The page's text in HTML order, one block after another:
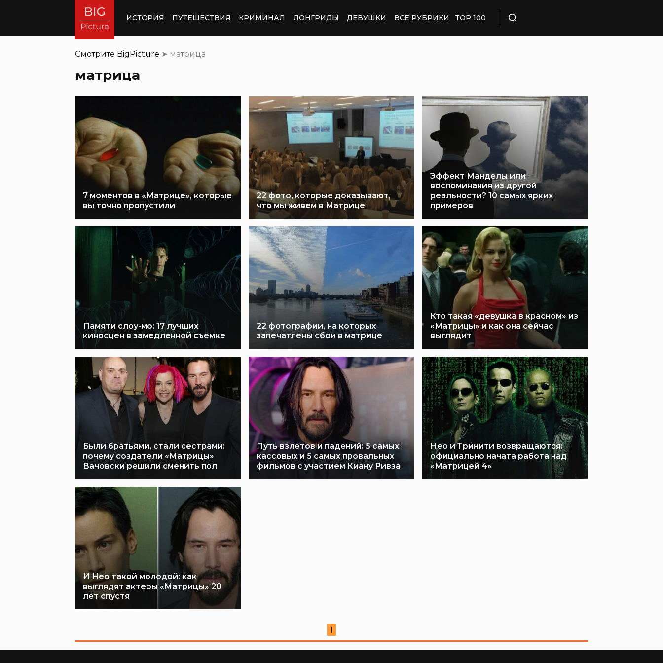
ИСТОРИЯ ПУТЕШЕСТВИЯ КРИМИНАЛ ЛОНГРИДЫ ДЕВУШКИ ВСЕ РУБРИКИ TOP 100
Смотрите BigPicture ➤ матрица
матрица
7 моментов в «Матрице», которые
вы точно пропустили
22 фото, которые доказывают,
что мы живем в Матрице
Эффект Манделы или
воспоминания из другой
реальности? 10 самых ярких
примеров
Памяти слоу-мо: 17 лучших
киносцен в замедленной съемке
22 фотографии, на которых
запечатлены сбои в матрице
Кто такая «девушка в красном» из
«Матрицы» и как она сейчас
выглядит
Были братьями, стали сестрами:
почему создатели «Матрицы»
Вачовски решили сменить пол
Путь взлетов и падений: 5 самых
кассовых и 5 самых провальных
фильмов с участием Киану Ривза
Нео и Тринити возвращаются:
официально начата работа над
«Матрицей 4»
И Нео такой молодой: как
выглядят актеры «Матрицы» 20
лет спустя
1